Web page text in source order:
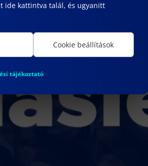
ide kattintva talál, és ugyanitt
Cookie beállítások
tájékoztató